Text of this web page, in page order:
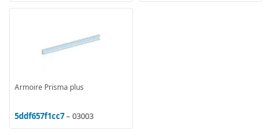
Armoire Prisma plus
5ddf657f1cc7– 03003